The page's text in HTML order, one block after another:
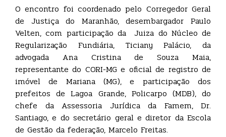
O encontro foi coordenado pelo Corregedor Geral
de Justiça do Maranhão, desembargador Paulo
Velten, com participação da Juiza do Núcleo de
Regularização Fundiária, Ticiany Palácio, da
advogada Ana Cristina de Souza Maia,
representante do CORI-MG e oficial de registro de
imóvel de Mariana (MG), e participação dos
prefeitos de Lagoa Grande, Policarpo (MDB), do
chefe da Assessoria Jurídica da Famem, Dr.
Santiago, e do secretário geral e diretor da Escola
de Gestão da federação, Marcelo Freitas.